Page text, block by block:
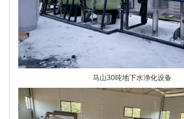
马山30吨地下水净化设备